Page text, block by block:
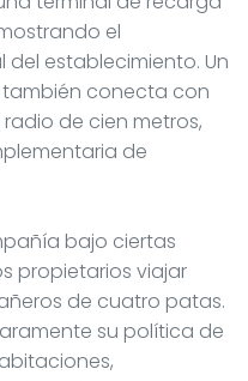
el
establecimiento. Un
conecta con
de cien metros,
de
bajo ciertas
propietarios viajar
de cuatro patas.
su política de